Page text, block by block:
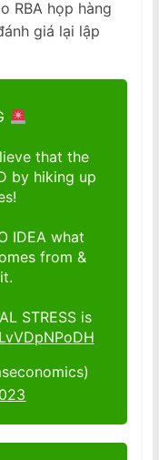
RBA họp hàng
giá lại lập
that the
by hiking up
IDEA what
from &
STRESS is